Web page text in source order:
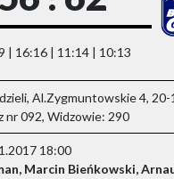
| 16:16 | 11:14 | 10:13
Al.Zygmuntowskie 4,
nr 092, Widzowie: 290
18:00
Marcin Bieńkowski,